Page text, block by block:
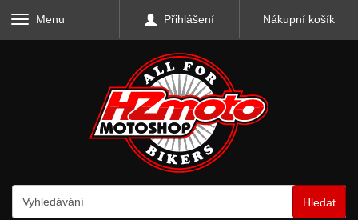
Menu Přihlášení Nákupní košík
Hledat